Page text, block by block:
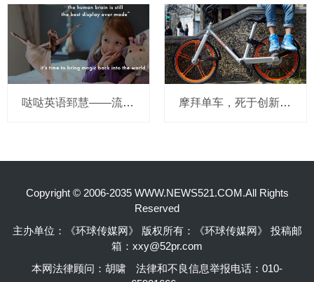
哒哒英语郅慧——流量这杯毒酒，你还喝吗？ 摩拜单车，死于创新的一百万种方式
Copyright © 2006-2035 WWW.NEWS521.COM.All Rights
Reserved
主办单位：《环球传媒网》 版权所有：《环球传媒网》 投稿邮
箱：xxy@52pr.com
本网法律顾问：胡啸
法律和不良信息举报电话：010-